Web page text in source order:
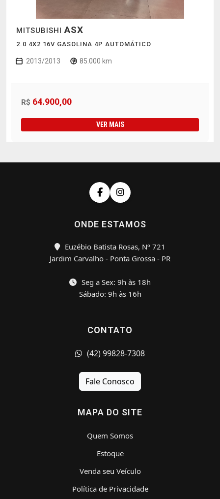
MITSUBISHIASX
2.0 4X2 16V GASOLINA 4P AUTOMÁTICO
2013/2013 85.000 km
R$ 64.900,00
VER MAIS
ONDE ESTAMOS
Euzébio Batista Rosas, Nº 721
Jardim Carvalho - Ponta Grossa - PR
Seg a Sex: 9h às 18h
Sábado: 9h às 16h
CONTATO
(42) 99828-7308
Fale Conosco
MAPA DO SITE
Quem Somos
Estoque
Venda seu Veículo
Política de Privacidade